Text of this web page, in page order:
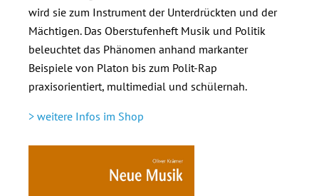
wird sie zum Instrument der Unterdrückten und der
Mächtigen. Das Oberstufenheft Musik und Politik
beleuchtet das Phänomen anhand markanter
Beispiele von Platon bis zum Polit-Rap
praxisorientiert, multimedial und schülernah.
> weitere Infos im Shop